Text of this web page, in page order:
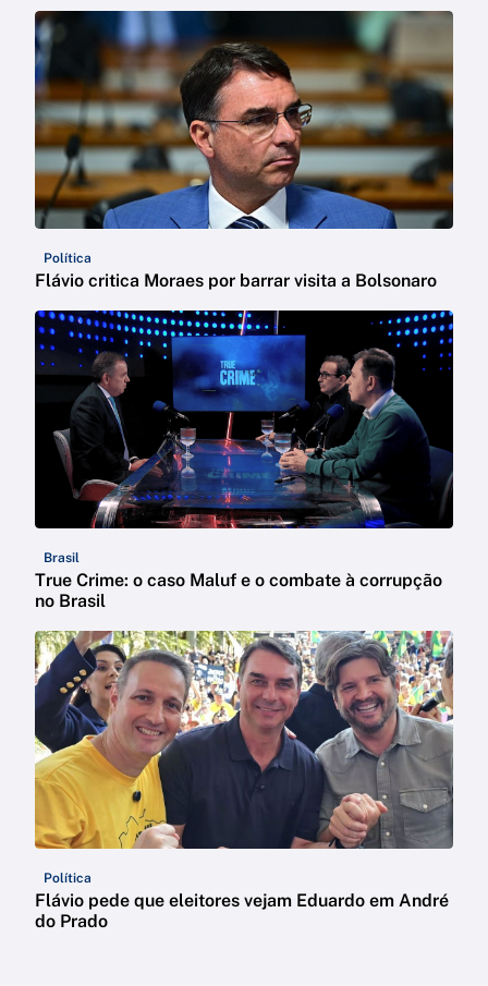
Política
Flávio critica Moraes por barrar visita a Bolsonaro
Brasil
True Crime: o caso Maluf e o combate à corrupção
no Brasil
Política
Flávio pede que eleitores vejam Eduardo em André
do Prado